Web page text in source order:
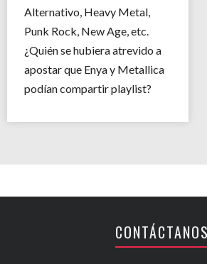
Alternativo, Heavy Metal,
Punk Rock, New Age, etc.
¿Quién se hubiera atrevido a
apostar que Enya y Metallica
podían compartir playlist?
CONTÁCTANOS